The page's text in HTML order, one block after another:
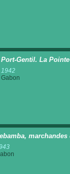
Port-Gentil. La
1942
Gabon